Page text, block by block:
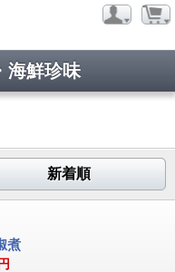
海鮮珍味
新着順
煮
円